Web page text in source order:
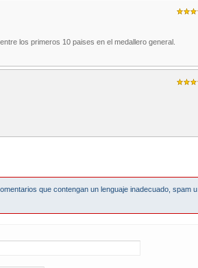
los primeros 10 paises en el medallero general.
que contengan un lenguaje inadecuado, spam u